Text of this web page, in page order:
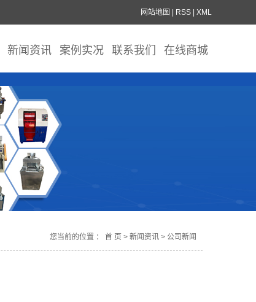
网站地图 RSS XML
新闻资讯 案例实况 联系我们 在线商城
您当前的位置 ： 首 页 > 新闻资讯 > 公司新闻